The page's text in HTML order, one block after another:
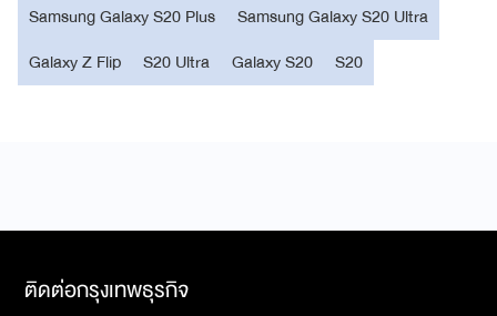
Samsung Galaxy S20 Plus
Samsung Galaxy S20 Ultra
Galaxy Z Flip
S20 Ultra Galaxy S20 S20
ติดต่อกรุงเทพธุรกิจ